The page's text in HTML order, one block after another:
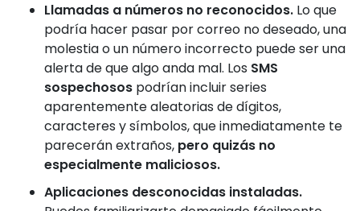
Llamadas a números no reconocidos. Lo que
podría hacer pasar por correo no deseado, una
molestia o un número incorrecto puede ser una
alerta de que algo anda mal. Los SMS
sospechosos podrían incluir series
aparentemente aleatorias de dígitos,
caracteres y símbolos, que inmediatamente te
parecerán extraños, pero quizás no
especialmente maliciosos.
Aplicaciones desconocidas instaladas.